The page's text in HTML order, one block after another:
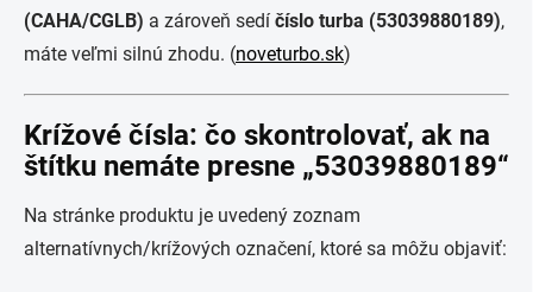
(CAHA/CGLB) a zároveň sedí číslo turba (53039880189),
máte veľmi silnú zhodu. (noveturbo.sk)
Krížové čísla: čo skontrolovať, ak na
štítku nemáte presne „53039880189“
Na stránke produktu je uvedený zoznam
alternatívnych/krížových označení, ktoré sa môžu objaviť: